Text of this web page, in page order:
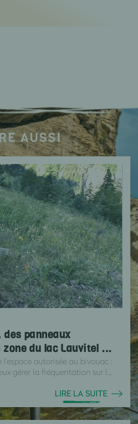
AUSSI
des panneaux
du lac Lauvitel ...
autorisée au bivouac :
gérer la fréquentation sur l...
LIRE LA SUITE